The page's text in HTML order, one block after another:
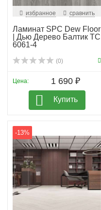
избранное сравнить
Ламинат SPC Dew Floor
| Дью Дерево Балтик ТС
6061-4
(0)
Цена: 1 690 ₽
Купить
-13%